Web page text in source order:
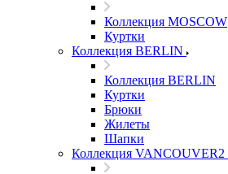
Коллекция MOSCOW
Куртки
Коллекция BERLIN
Коллекция BERLIN
Куртки
Брюки
Жилеты
Шапки
Коллекция VANCOUVER2